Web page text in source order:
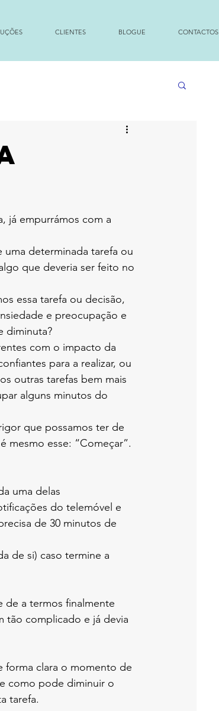
CLIENTES BLOGUE CONTACTOS
já empurrámos com a
uma determinada tarefa ou
que deveria ser feito no
essa tarefa ou decisão,
e preocupação e
diminuta?
com o impacto da
para a realizar, ou
outras tarefas bem mais
alguns minutos do
que possamos ter de
mesmo esse: “Começar”.
uma delas
do telemóvel e
de 30 minutos de
de si) caso termine a
de a termos finalmente
tão complicado e já devia
forma clara o momento de
como pode diminuir o
tarefa.